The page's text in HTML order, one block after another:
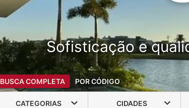
Sofisticação e
BUSCA COMPLETA POR CÓDIGO
CATEGORIAS CIDADES